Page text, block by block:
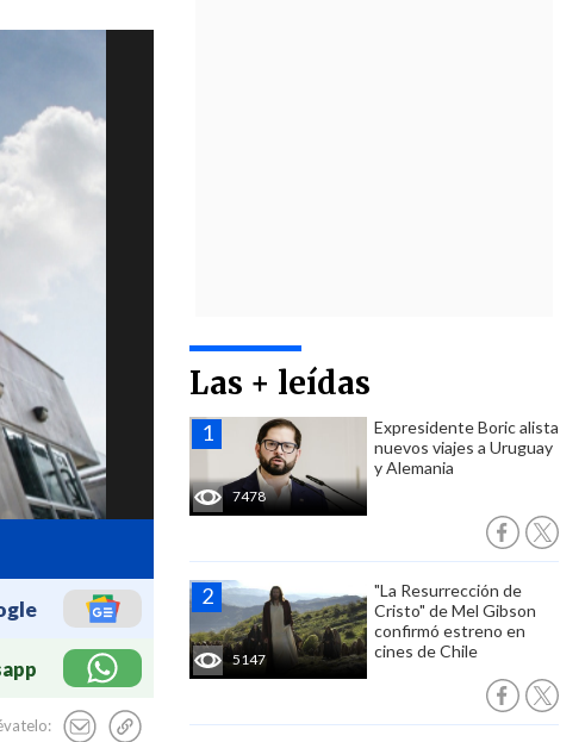
Las + leídas
7478
Expresidente Boric alista
nuevos viajes a Uruguay
y Alemania
5147
"La Resurrección de
Cristo" de Mel Gibson
confirmó estreno en
cines de Chile